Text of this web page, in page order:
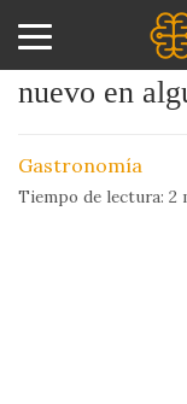
Amor
Sexo
¿Por qué se
nuevo en
Gastronomía
Tiempo de lectura: 2